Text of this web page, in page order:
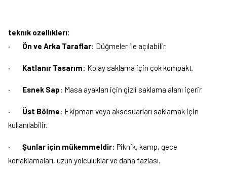
teknık ozellıklerı:
·
Ön ve Arka Taraflar: Düğmeler ile açılabilir.
· Katlanır Tasarım: Kolay saklama için çok kompakt.
· Esnek Sap: Masa ayakları için gizli saklama alanı içerir.
· Üst Bölme: Ekipman veya aksesuarları saklamak için
kullanılabilir.
· Şunlar için mükemmeldir: Piknik, kamp, gece
konaklamaları, uzun yolculuklar ve daha fazlası.